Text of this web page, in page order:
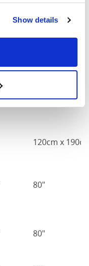
Show details
Altura
de la
80"
120cm x
80"
80"